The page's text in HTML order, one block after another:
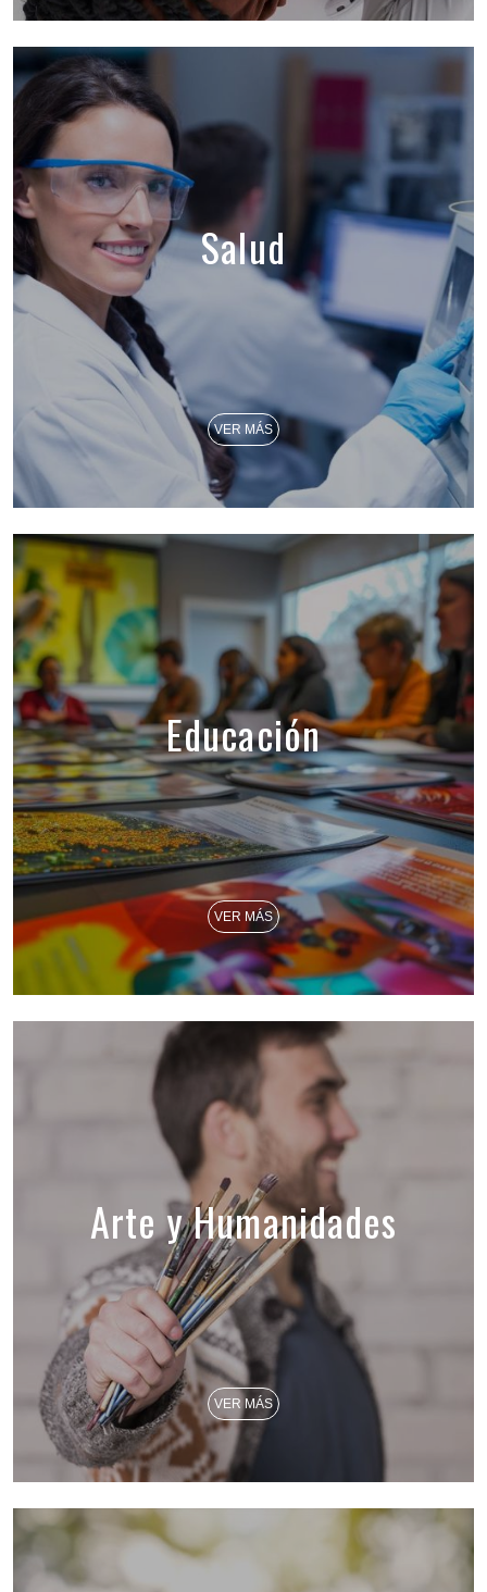
Salud
VER MÁS
Educación
VER MÁS
Arte y Humanidades
VER MÁS